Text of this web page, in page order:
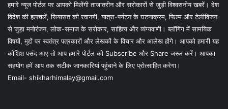
हमारे न्यूज पोर्टल पर आपको मिलेंगी ताजातरीन और सरोकारों से जुड़ी विश्वसनीय खबरें। देश
विदेश की हलचलें, सियासत की रवानगी, यात्रा-पर्यटन के घटनाक्रम, फिल्म और टेलीविजन
से जुड़ा मनोरंजन, लोक-समाज के सरोकार, साहित्य और व्यंग्यवाणी। ब्लॉगिंग में सामयिक
विषयों, मुद्दों पर स्वतंत्र पत्रकारों और लेखकों के विचार और आलेख होंगे। आपको हमारी यह
कोशिश पसंद आए तो आप हमारे पोर्टल को Subscribe और Share जरूर करें। आपका
सहयोग हमें आप तक सटीक जानकारियां पहुंचाने के लिए प्रोत्साहित करेगा।
Email- shikharhimalay@gmail.com